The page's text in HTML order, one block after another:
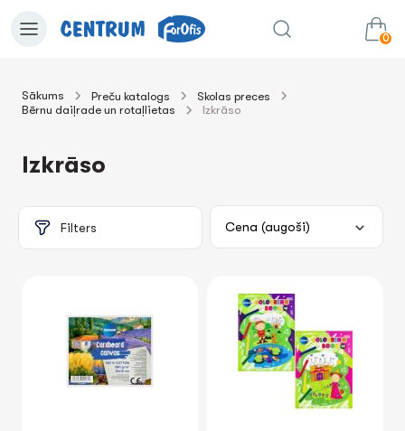
0
uz grozu
Sākums Preču katalogs
Skolas preces
Bērnu daiļrade un rotaļlietas
Izkrāso
Izkrāso
Filters